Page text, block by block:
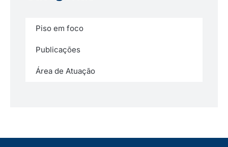
Piso em foco
Publicações
Área de Atuação